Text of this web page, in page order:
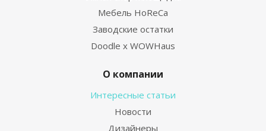
Мебель HoReCa
Заводские остатки
Doodle x WOWHaus
О компании
Интересные статьи
Новости
Дизайнеры